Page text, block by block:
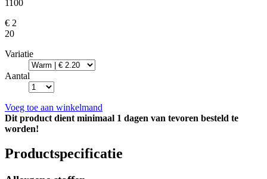
1100
€ 2
20
Variatie
Aantal
Voeg toe aan winkelmand
Dit product dient minimaal 1 dagen van tevoren besteld te
worden!
Productspecificatie